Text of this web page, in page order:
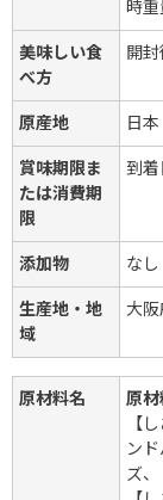
時
美味しい食
べ方
開
原産地 日本
賞味期限ま
たは消費期
限
到着
添加物 なし
生産地・地
域
大阪
原材料名
原材
【
ン
ズ